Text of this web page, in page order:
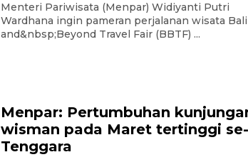
Menteri Pariwisata (Menpar) Widiyanti Putri
Wardhana ingin pameran perjalanan wisata Bali
and&nbsp;Beyond Travel Fair (BBTF) ...
Menpar: Pertumbuhan
wisman pada Maret tertinggi
Tenggara